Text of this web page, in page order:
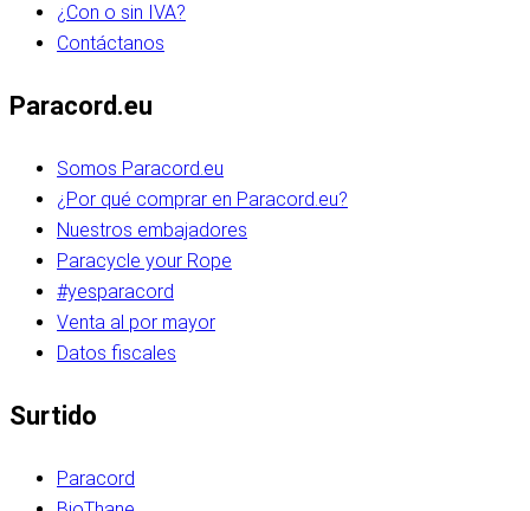
¿Con o sin IVA?
Contáctanos
Paracord.eu
Somos Paracord.eu
¿Por qué comprar en Paracord.eu?
Nuestros embajadores
Paracycle your Rope
#yesparacord
Venta al por mayor
Datos fiscales
Surtido
Paracord